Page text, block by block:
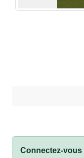
Connectez-vous